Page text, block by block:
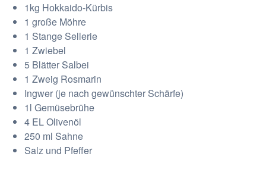
1kg Hokkaido-Kürbis
1 große Möhre
1 Stange Sellerie
1 Zwiebel
5 Blätter Salbei
1 Zweig Rosmarin
Ingwer (je nach gewünschter Schärfe)
1l Gemüsebrühe
4 EL Olivenöl
250 ml Sahne
Salz und Pfeffer